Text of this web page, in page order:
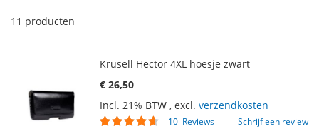
11 producten
Krusell Hector 4XL hoesje zwart
€ 26,50
Incl. 21% BTW , excl. verzendkosten
Waardering:
10 Reviews Schrijf een review